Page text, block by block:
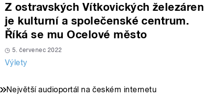
Z ostravských Vítkovických železáren
je kulturní a společenské centrum.
Říká se mu Ocelové město
5. červenec 2022
Výlety
Největší audioportál na českém internetu